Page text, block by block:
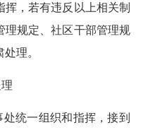
，若有违反以上相关制
理规定、社区干部管理规
理。
统一组织和指挥，接到